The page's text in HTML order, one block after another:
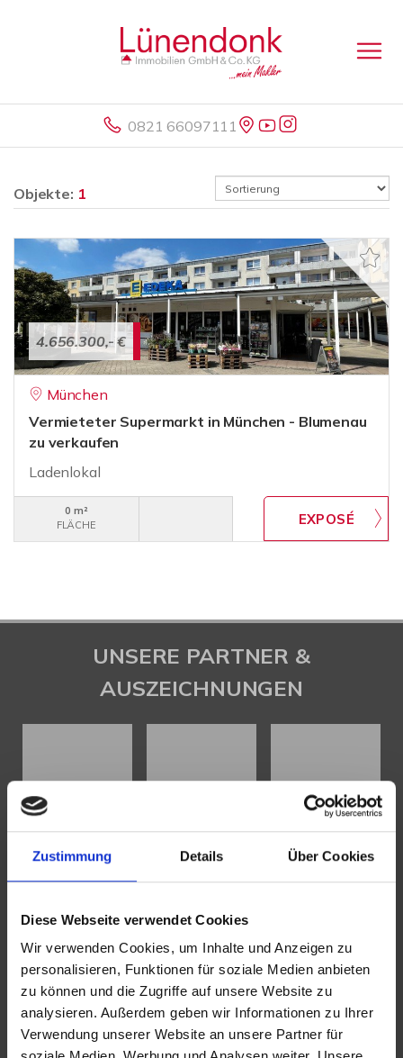
Zustimmung Details Über Cookies
Diese Webseite verwendet Cookies
Wir verwenden Cookies, um Inhalte und Anzeigen zu
personalisieren, Funktionen für soziale Medien anbieten
zu können und die Zugriffe auf unsere Website zu
analysieren. Außerdem geben wir Informationen zu Ihrer
Verwendung unserer Website an unsere Partner für
0821 66097111
Objekte: 1
4.656.300,- €
München
Vermieteter Supermarkt in München - Blumenau
zu verkaufen
Ladenlokal
0 m²
FLÄCHE
UNSERE PARTNER &
AUSZEICHNUNGEN
KONTAKT